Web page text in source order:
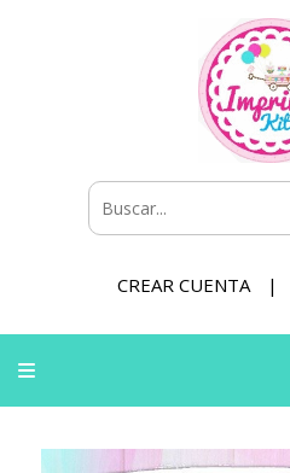
CREAR CUENTA